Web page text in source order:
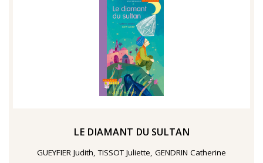
LE DIAMANT DU SULTAN
GUEYFIER Judith, TISSOT Juliette, GENDRIN Catherine